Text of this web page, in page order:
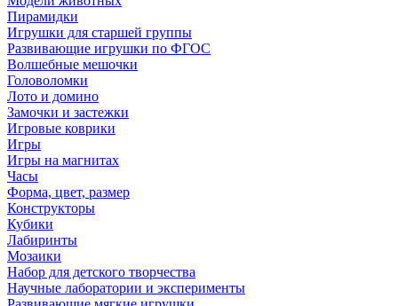
Пирамидки
Игрушки для старшей группы
Развивающие игрушки по ФГОС
Волшебные мешочки
Головоломки
Лото и домино
Замочки и застежки
Игровые коврики
Игры
Игры на магнитах
Часы
Форма, цвет, размер
Конструкторы
Кубики
Лабиринты
Мозаики
Набор для детского творчества
Научные лаборатории и эксперименты